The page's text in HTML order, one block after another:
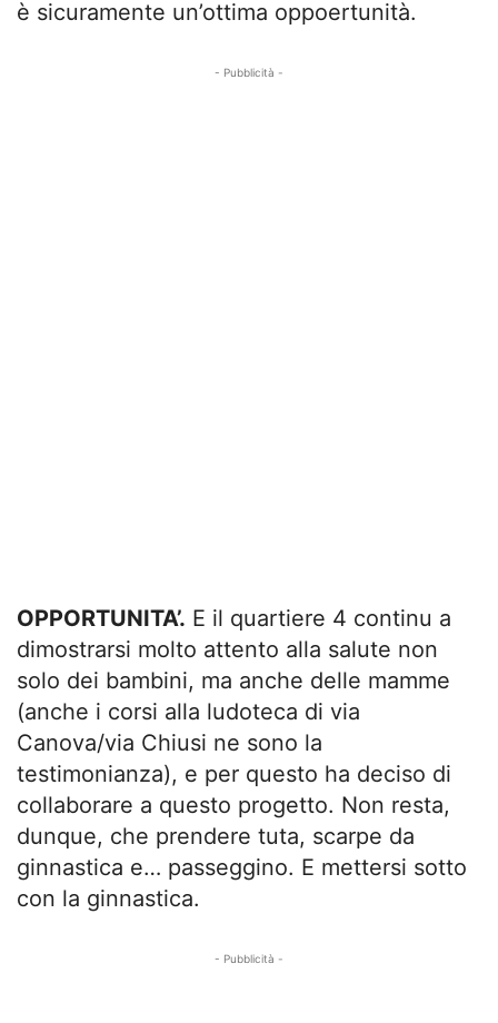
è sicuramente un’ottima oppoertunità.
- Pubblicità -
OPPORTUNITA’. E il quartiere 4 continu a
dimostrarsi molto attento alla salute non
solo dei bambini, ma anche delle mamme
(anche i corsi alla ludoteca di via
Canova/via Chiusi ne sono la
testimonianza), e per questo ha deciso di
collaborare a questo progetto. Non resta,
dunque, che prendere tuta, scarpe da
ginnastica e… passeggino. E mettersi sotto
con la ginnastica.
- Pubblicità -